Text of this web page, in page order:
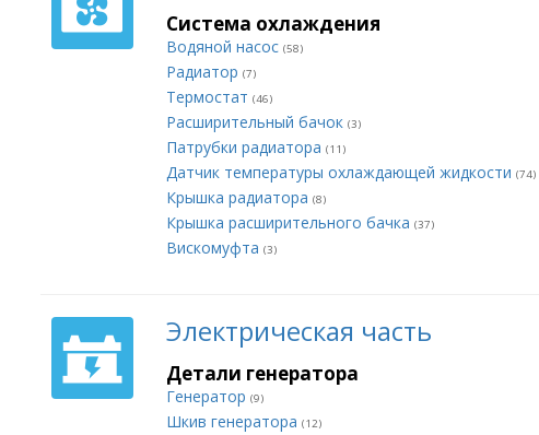
Система охлаждения
Водяной насос (58)
Радиатор (7)
Термостат (46)
Расширительный бачок (3)
Патрубки радиатора (11)
Датчик температуры охлаждающей жидкости (74)
Крышка радиатора (8)
Крышка расширительного бачка (37)
Вискомуфта (3)
Электрическая часть
Детали генератора
Генератор (9)
Шкив генератора (12)